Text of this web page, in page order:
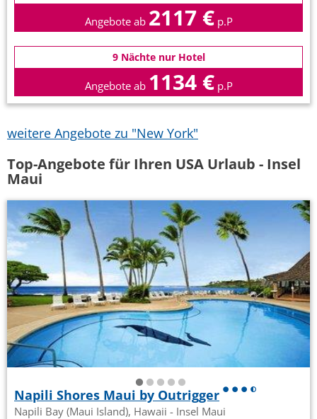
Angebote ab 2117 € p.P
9 Nächte nur Hotel
Angebote ab 1134 € p.P
weitere Angebote zu "New York"
Top-Angebote für Ihren USA Urlaub - Insel
Maui
Napili Shores Maui by Outrigger
Napili Bay (Maui Island), Hawaii - Insel Maui